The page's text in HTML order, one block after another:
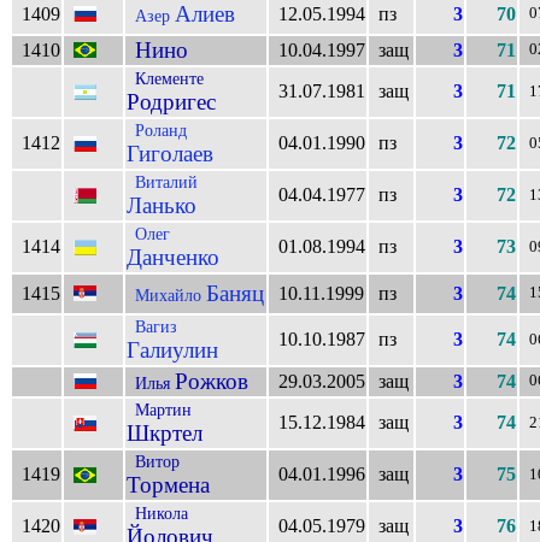
1409 Азер Алиев 12.05.1994 пз 3 70
1410 Нино 10.04.1997 защ 3 71
Клементе
Родригес 31.07.1981 защ 3 71
1412
Роланд
Гиголаев 04.01.1990 пз 3 72
Виталий
Ланько 04.04.1977 пз 3 72
1414
Олег
Данченко 01.08.1994 пз 3 73
1415 Михайло Баняц 10.11.1999 пз 3 74
Вагиз
Галиулин 10.10.1987 пз 3 74
Илья Рожков 29.03.2005 защ 3 74
Мартин
Шкртел 15.12.1984 защ 3 74
1419
Витор
Тормена 04.01.1996 защ 3 75
1420
Никола
04.05.1979 защ 3 76